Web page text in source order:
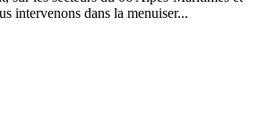
intervenons dans la menuiser...